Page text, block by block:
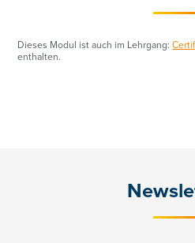
Dieses Modul ist auch im Lehrgang:
enthalten.